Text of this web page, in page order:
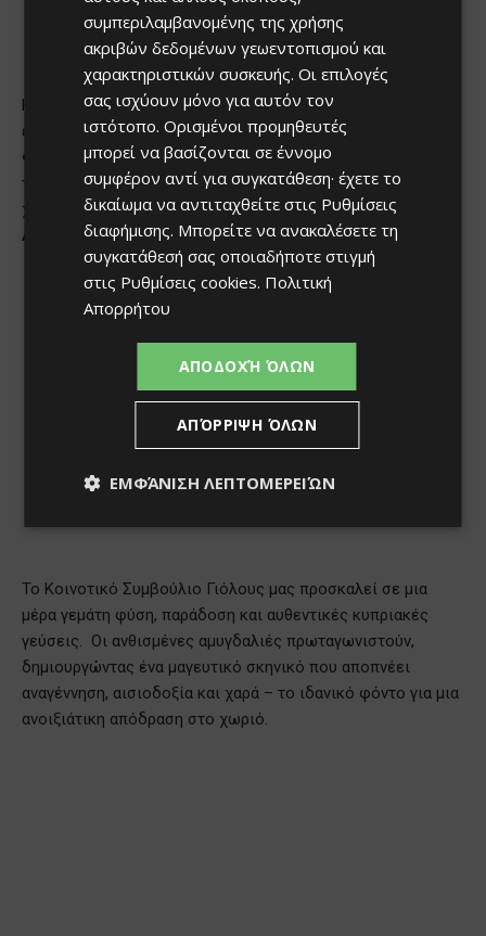
συμπεριλαμβανομένης της χρήσης
ακριβών δεδομένων γεωεντοπισμού και
χαρακτηριστικών συσκευής. Οι επιλογές
σας ισχύουν μόνο για αυτόν τον
ιστότοπο. Ορισμένοι προμηθευτές
μπορεί να βασίζονται σε έννομο
συμφέρον αντί για συγκατάθεση· έχετε το
δικαίωμα να αντιταχθείτε στις Ρυθμίσεις
διαφήμισης. Μπορείτε να ανακαλέσετε τη
συγκατάθεσή σας οποιαδήποτε στιγμή
στις Ρυθμίσεις cookies. Πολιτική
Απορρήτου
ΑΠΟΔΟΧΉ ΌΛΩΝ
ΑΠΌΡΡΙΨΗ ΌΛΩΝ
ΕΜΦΆΝΙΣΗ ΛΕΠΤΟΜΕΡΕΙΏΝ